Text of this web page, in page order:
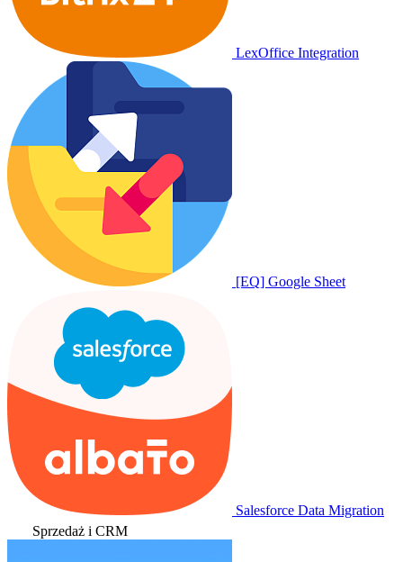
LexOffice Integration
[EQ] Google Sheet
Salesforce Data Migration
Sprzedaż i CRM